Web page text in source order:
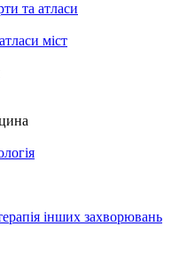
та атласи
міст
інших захворювань